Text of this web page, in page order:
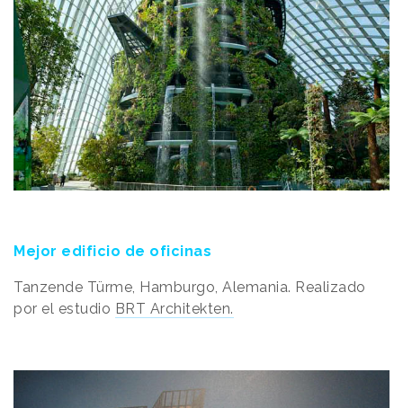
Mejor edificio de oficinas
Tanzende Türme, Hamburgo, Alemania. Realizado
por el estudio BRT Architekten.